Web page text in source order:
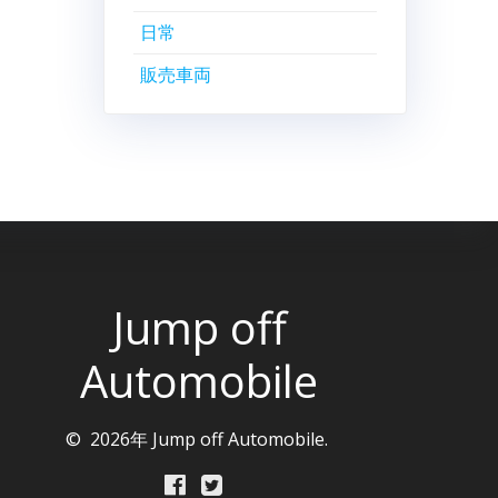
日常
販売車両
Jump off
Automobile
© 2026年 Jump off Automobile.